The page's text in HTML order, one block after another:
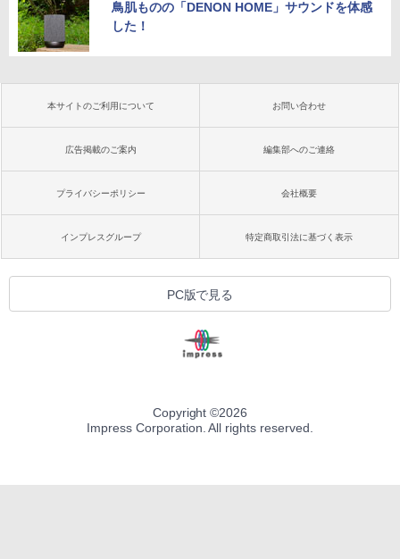
鳥肌ものの「DENON HOME」サウンドを体感
した！
本サイトのご利用について お問い合わせ
広告掲載のご案内 編集部へのご連絡
プライバシーポリシー 会社概要
インプレスグループ 特定商取引法に基づく表示
PC版で見る
Copyright ©2026
Impress Corporation. All rights reserved.